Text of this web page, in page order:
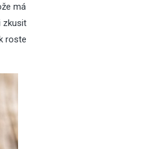
má
zkusit
roste